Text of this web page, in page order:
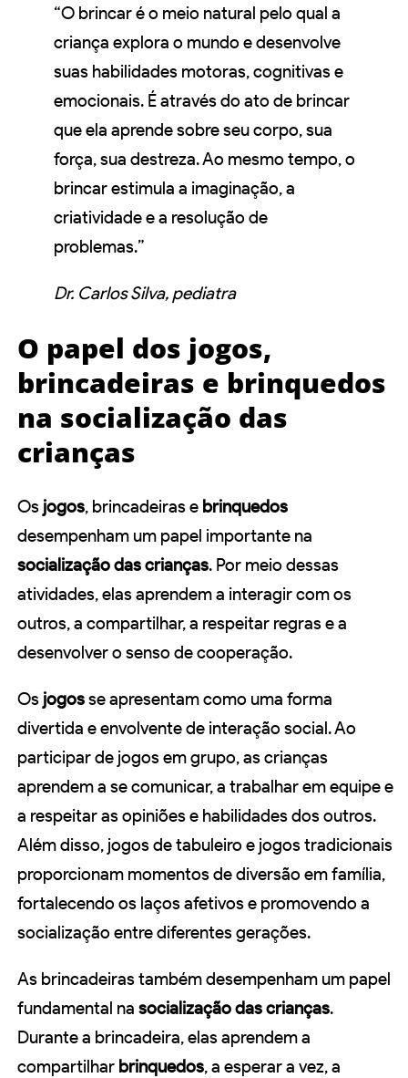
“O brincar é o meio natural pelo qual a
criança explora o mundo e desenvolve
suas habilidades motoras, cognitivas e
emocionais. É através do ato de brincar
que ela aprende sobre seu corpo, sua
força, sua destreza. Ao mesmo tempo, o
brincar estimula a imaginação, a
criatividade e a resolução de
problemas.”
Dr. Carlos Silva, pediatra
O papel dos jogos,
brincadeiras e brinquedos
na socialização das
crianças
Os jogos, brincadeiras e brinquedos
desempenham um papel importante na
socialização das crianças. Por meio dessas
atividades, elas aprendem a interagir com os
outros, a compartilhar, a respeitar regras e a
desenvolver o senso de cooperação.
Os jogosse apresentam como uma forma
divertida e envolvente de interação social. Ao
participar de jogos em grupo, as crianças
aprendem a se comunicar, a trabalhar em equipe e
a respeitar as opiniões e habilidades dos outros.
Além disso, jogos de tabuleiro e jogos tradicionais
proporcionam momentos de diversão em família,
fortalecendo os laços afetivos e promovendo a
socialização entre diferentes gerações.
As brincadeiras também desempenham um papel
fundamental na socialização das crianças.
Durante a brincadeira, elas aprendem a
compartilhar brinquedos, a esperar a vez, a